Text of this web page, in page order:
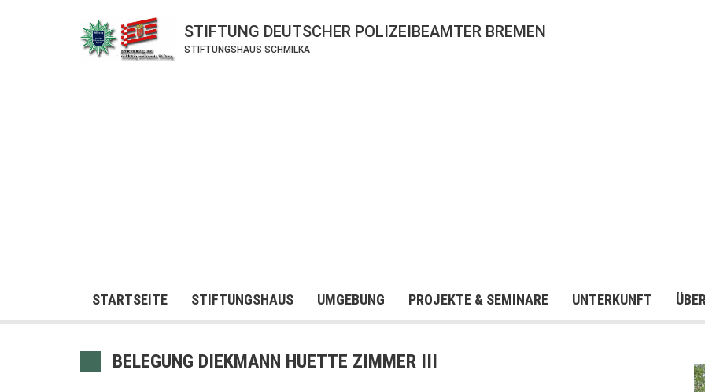
STIFTUNG DEUTSCHER POLIZEIBEAMTER BREMEN
STIFTUNGSHAUS SCHMILKA
STARTSEITE STIFTUNGSHAUS UMGEBUNG PROJEKTE & SEMINARE UNTERKUNFT
BELEGUNG DIEKMANN HUETTE ZIMMER III